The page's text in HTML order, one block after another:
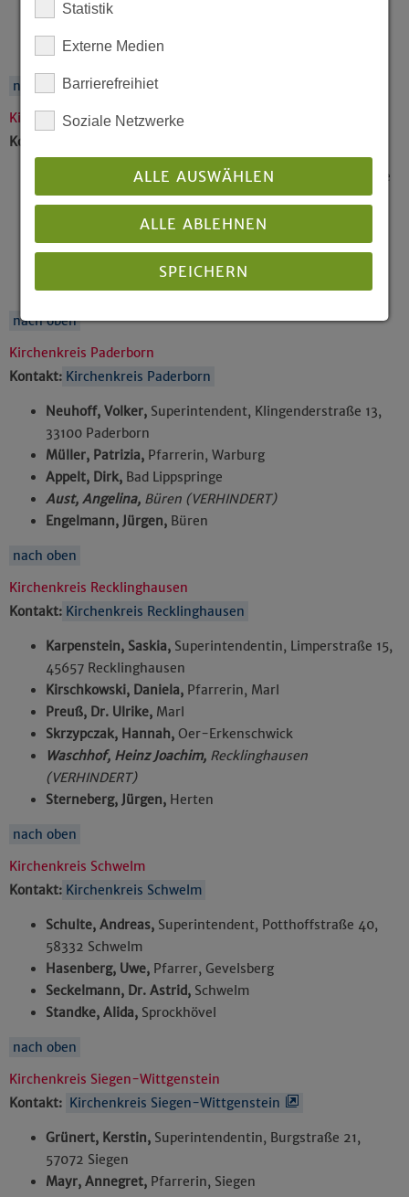
Philipps, Mirjam,
Franke, Doris,Porta Westfalica
nach oben
Kirchenkreis Münster
Kontakt:
Erdmann, Holger,Superintendent, An der Apostelkirche
1-3, 48143 Münster
Stoll-Großhans, Barbara,Pfarrerin, Münster
Dörr, Nele Luisa,Münster
Ennigerloh-Ostenfelde
nach oben
Kirchenkreis Paderborn
Kontakt: Kirchenkreis Paderborn
Neuhoff, Volker, Superintendent, Klingenderstraße 13,
33100 Paderborn
Müller, Patrizia, Pfarrerin, Warburg
Appelt, Dirk, Bad Lippspringe
Aust, Angelina, Büren (VERHINDERT)
Engelmann, Jürgen, Büren
nach oben
Kirchenkreis Recklinghausen
Kontakt: Kirchenkreis Recklinghausen
Karpenstein, Saskia, Superintendentin, Limperstraße 15,
45657 Recklinghausen
Kirschkowski, Daniela, Pfarrerin, Marl
Preuß, Dr. Ulrike, Marl
Skrzypczak, Hannah, Oer-Erkenschwick
Waschhof, Heinz Joachim, Recklinghausen
(VERHINDERT)
Sterneberg, Jürgen, Herten
nach oben
Kirchenkreis Schwelm
Kontakt: Kirchenkreis Schwelm
Schulte, Andreas, Superintendent, Potthoffstraße 40,
58332 Schwelm
Hasenberg, Uwe, Pfarrer, Gevelsberg
Seckelmann, Dr. Astrid, Schwelm
Standke, Alida, Sprockhövel
nach oben
Kirchenkreis Siegen-Wittgenstein
Kontakt: Kirchenkreis Siegen-Wittgenstein
Grünert, Kerstin, Superintendentin, Burgstraße 21,
57072 Siegen
Mayr, Annegret, Pfarrerin, Siegen
Statistik
Externe Medien
Barrierefreihiet
Soziale Netzwerke
ALLE AUSWÄHLEN
ALLE ABLEHNEN
SPEICHERN